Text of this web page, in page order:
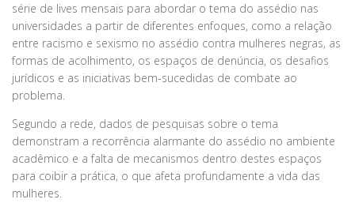
série de lives mensais para abordar o tema do assédio nas
universidades a partir de diferentes enfoques, como a relação
entre racismo e sexismo no assédio contra mulheres negras, as
formas de acolhimento, os espaços de denúncia, os desafios
jurídicos e as iniciativas bem-sucedidas de combate ao
problema.
Segundo a rede, dados de pesquisas sobre o tema
demonstram a recorrência alarmante do assédio no ambiente
acadêmico e a falta de mecanismos dentro destes espaços
para coibir a prática, o que afeta profundamente a vida das
mulheres.